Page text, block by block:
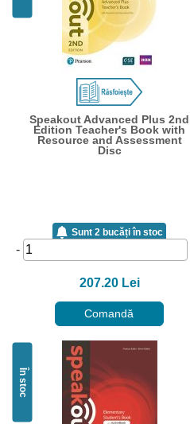
Speakout Advanced Plus 2nd
Edition Teacher's Book with
Resource and Assessment
Disc
Sunt 2 bucăți în stoc
-
207.20 Lei
Comandă
În stoc